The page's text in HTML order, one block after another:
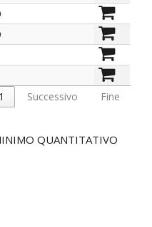
1 Successivo Fine
QUANTITATIVO